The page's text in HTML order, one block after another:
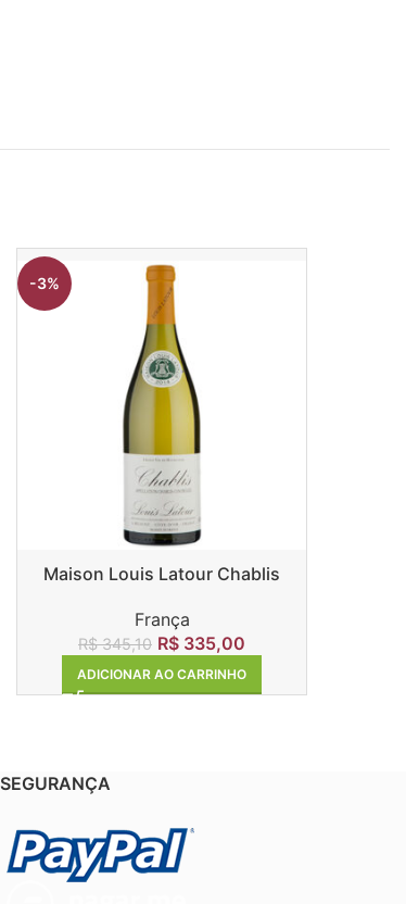
-3%
Maison Louis Latour Chablis
França
R$345,10 R$ 335,00
ADICIONAR AO CARRINHO
SEGURANÇA